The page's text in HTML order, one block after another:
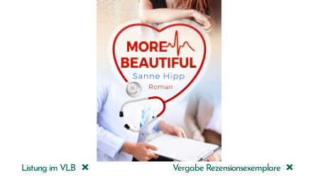
Listung im VLB Vergabe Rezensionsexemplare